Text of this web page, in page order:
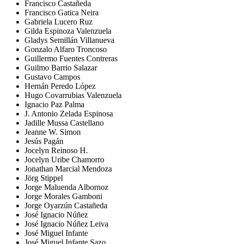
Francisco Castañeda
Francisco Gatica Neira
Gabriela Lucero Ruz
Gilda Espinoza Valenzuela
Gladys Semillán Villanueva
Gonzalo Alfaro Troncoso
Guillermo Fuentes Contreras
Guilmo Barrio Salazar
Gustavo Campos
Hernán Peredo López
Hugo Covarrubias Valenzuela
Ignacio Paz Palma
J. Antonio Zelada Espinosa
Jadille Mussa Castellano
Jeanne W. Simon
Jesús Pagán
Jocelyn Reinoso H.
Jocelyn Uribe Chamorro
Jonathan Marcial Mendoza
Jörg Stippel
Jorge Maluenda Albornoz
Jorge Morales Gamboni
Jorge Oyarzún Castañeda
José Ignacio Núñez
José Ignacio Núñez Leiva
José Miguel Infante